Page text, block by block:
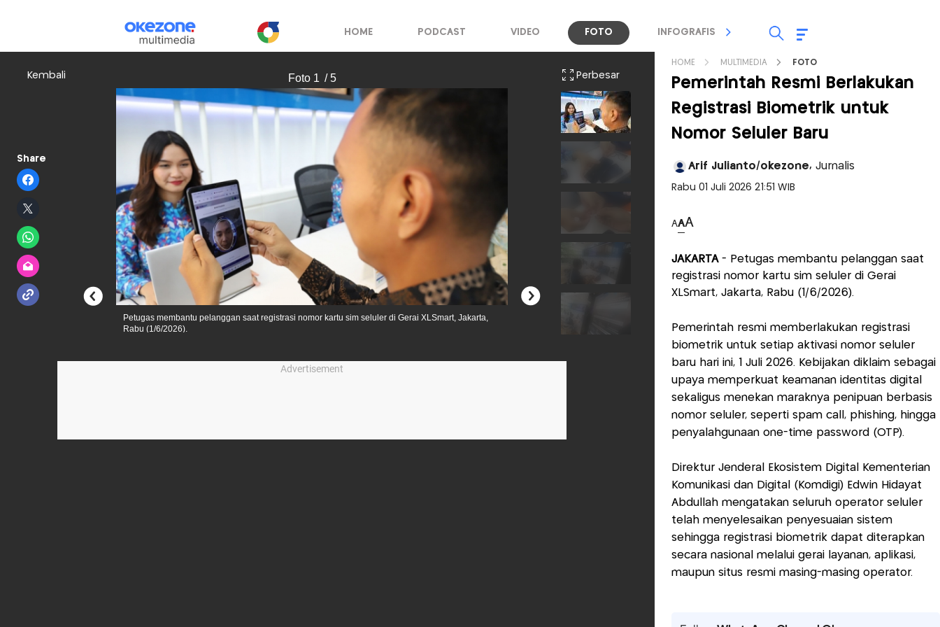
HOME PODCAST VIDEO FOTO INFOGRAFIS TV STREAMING
Kembali
Share
Foto 1 / 5 Perbesar
Petugas membantu pelanggan saat registrasi nomor kartu sim seluler di Gerai XLSmart, Jakarta,
Rabu (1/6/2026).
Advertisement
HOME MULTIMEDIA FOTO
Pemerintah Resmi Berlakukan
Registrasi Biometrik untuk
Nomor Seluler Baru
Arif Julianto/okezone, Jurnalis
Rabu 01 Juli 2026 21:51 WIB
AAA
JAKARTA- Petugas membantu pelanggan saat
registrasi nomor kartu sim seluler di Gerai
XLSmart, Jakarta, Rabu (1/6/2026).
Pemerintah resmi memberlakukan registrasi
biometrik untuk setiap aktivasi nomor seluler
baru hari ini, 1 Juli 2026. Kebijakan diklaim sebagai
upaya memperkuat keamanan identitas digital
sekaligus menekan maraknya penipuan berbasis
nomor seluler, seperti spam call, phishing, hingga
penyalahgunaan one-time password (OTP).
Direktur Jenderal Ekosistem Digital Kementerian
Komunikasi dan Digital (Komdigi) Edwin Hidayat
Abdullah mengatakan seluruh operator seluler
telah menyelesaikan penyesuaian sistem
sehingga registrasi biometrik dapat diterapkan
secara nasional melalui gerai layanan, aplikasi,
maupun situs resmi masing-masing operator.